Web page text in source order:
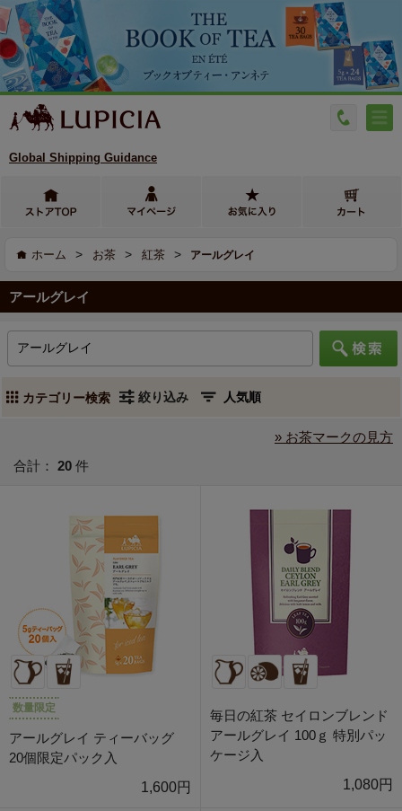
Global Shipping Guidance
ホーム > お茶 > 紅茶 > アールグレイ
アールグレイ
カテゴリー検索 絞り込み
» お茶マークの見方
合計： 20 件
数量限定
アールグレイ ティーバッグ
20個限定パック入
1,600円
毎日の紅茶 セイロンブレンド
アールグレイ 100ｇ 特別パッ
ケージ入
1,080円